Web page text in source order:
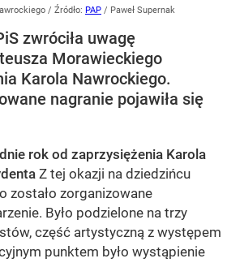
/ Źródło: PAP / Paweł Supernak
zwróciła uwagę
Morawieckiego
Karola Nawrockiego.
nagranie pojawiła się
rok od zaprzysiężenia Karola
Z tej okazji na dziedzińcu
zostało zorganizowane
Było podzielone na trzy
część artystyczną z występem
punktem było wystąpienie